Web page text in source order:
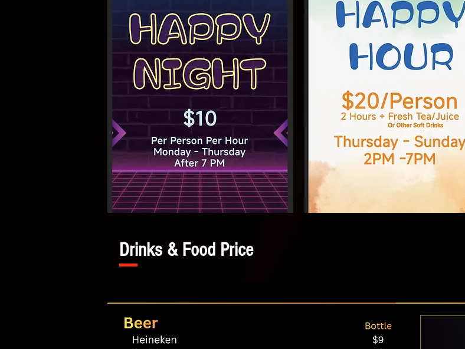
Drinks & Food Price